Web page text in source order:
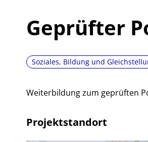
Geprüfter
Soziales, Bildung und
Weiterbildung zum geprüften
Projektstandort